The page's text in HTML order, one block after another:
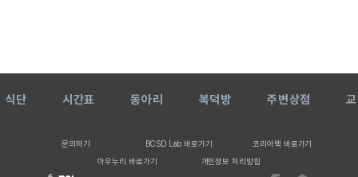
식단 시간표 동아리 복덕방 주변상점
문의하기 BCSD Lab 바로가기
코리아텍 바로가기
아우누리 바로가기
개인정보 처리방침